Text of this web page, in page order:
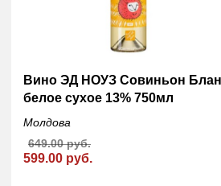
Вино ЭД НОУЗ Совиньон Блан
белое сухое 13% 750мл
Молдова
599.00 руб.
649.00 руб.